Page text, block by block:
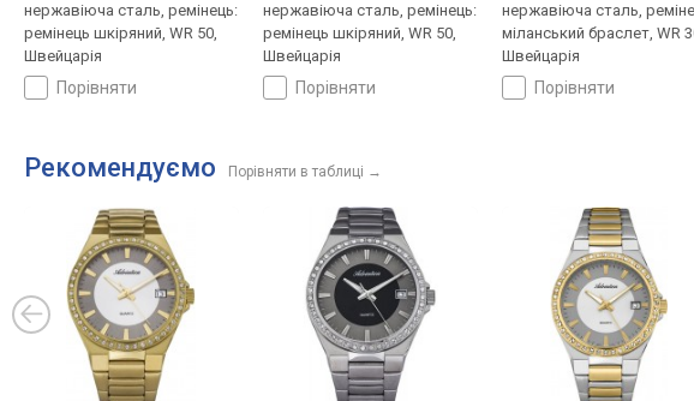
нержавіюча сталь, ремінець:
ремінець шкіряний, WR 50,
Швейцарія
порівняти
нержавіюча сталь, ремінець:
ремінець шкіряний, WR 50,
Швейцарія
порівняти
нержавіюча сталь,
міланський браслет, WR
Швейцарія
порівняти
Рекомендуємо Порівняти в таблиці →